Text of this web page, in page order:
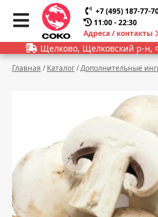
+7 (495) 187-77-
11:00 - 22:30
Адреса / контакты
Щелково, Щелковский р-н,
Главная / Каталог/Дополнительные